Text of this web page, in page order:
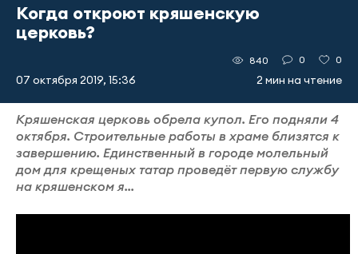
Когда откроют кряшенскую
церковь?
07 октября 2019, 15:36
840 0 0
2 мин на чтение
Кряшенская церковь обрела купол. Его подняли 4
октября. Строительные работы в храме близятся к
завершению. Единственный в городе молельный
дом для крещеных татар проведёт первую службу
на кряшенском я...